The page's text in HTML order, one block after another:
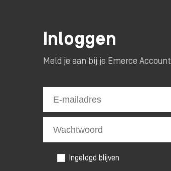
Inloggen
Meld je aan bij je Emerce Account
Ingelogd blijven